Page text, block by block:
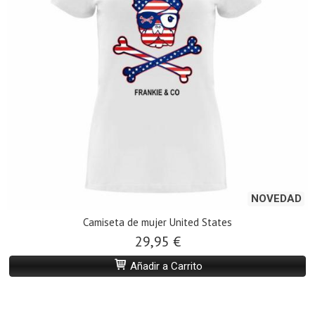
NOVEDAD
Camiseta de mujer United States
29,95 €
Añadir a Carrito